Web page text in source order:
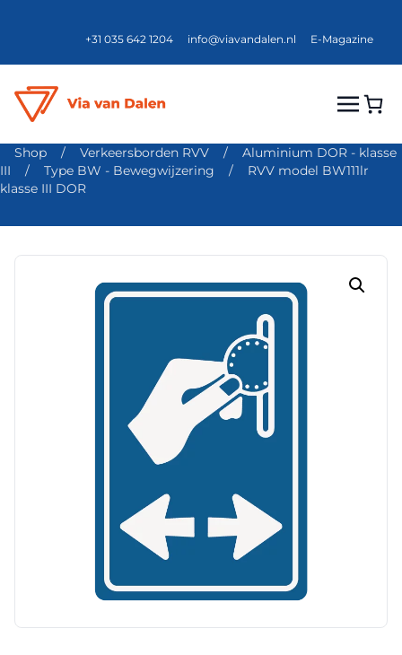
+31 035 642 1204 info@viavandalen.nl E-Magazine
Shop / Verkeersborden RVV /
Aluminium DOR - klasse
III
/ Type BW - Bewegwijzering /
RVV model BW111lr
klasse III DOR